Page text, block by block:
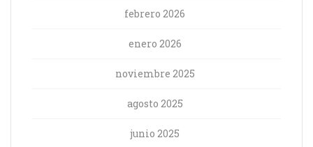
febrero 2026
enero 2026
noviembre 2025
agosto 2025
junio 2025